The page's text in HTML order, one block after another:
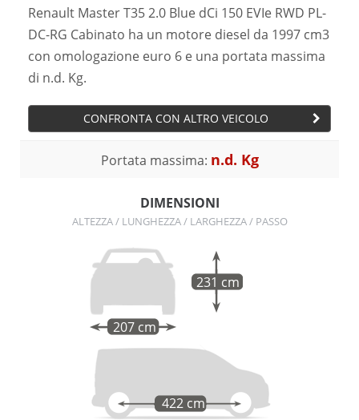
Renault Master T35 2.0 Blue dCi 150 EVIe RWD PL-
DC-RG Cabinato ha un motore diesel da 1997 cm3
con omologazione euro 6 e una portata massima
di n.d. Kg.
CONFRONTA CON ALTRO VEICOLO
Portata massima: n.d. Kg
DIMENSIONI
ALTEZZA / LUNGHEZZA / LARGHEZZA / PASSO
207 cm
231 cm
422 cm